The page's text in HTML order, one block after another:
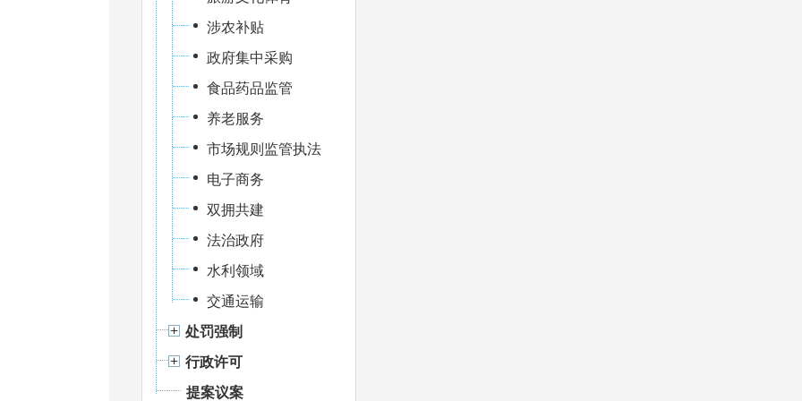
涉农补贴
政府集中采购
食品药品监管
养老服务
市场规则监管执法
电子商务
双拥共建
法治政府
水利领域
交通运输
处罚强制
行政许可
提案议案